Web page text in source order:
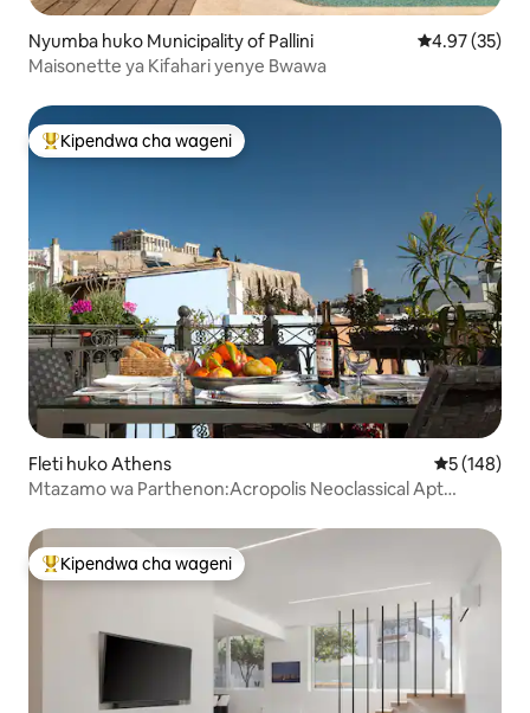
Nyumba huko Municipality of Pallini Ukadiriaji wa
4.97 (35)
Maisonette ya Kifahari yenye Bwawa
Kipendwa maarufu cha wageni
Kipendwa cha wageni
Fleti huko Athens Ukadiriaji
5 (148)
Mtazamo wa Parthenon:Acropolis Neoclassical Apt
Kipendwa maarufu cha wageni
Kipendwa cha wageni